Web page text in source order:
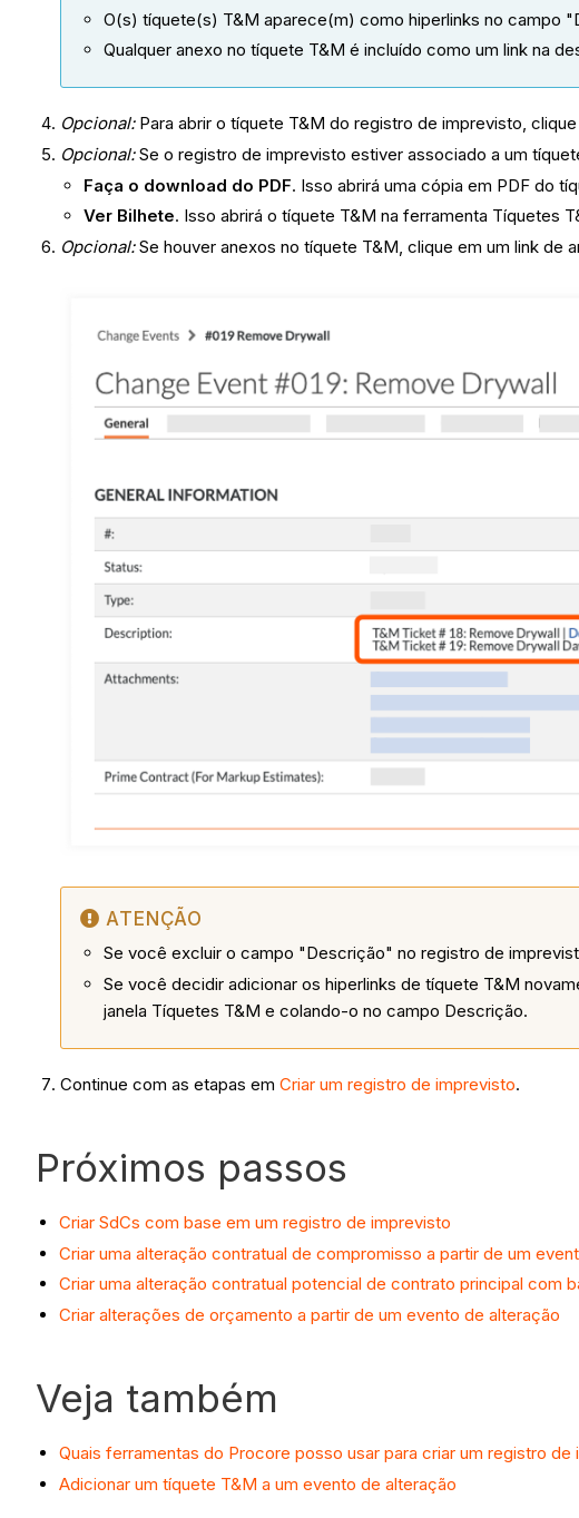
O(s) tíquete(s) T&M aparece(m) como hiperlinks no campo
Qualquer anexo no tíquete T&M é incluído como um link na
Opcional: Para abrir o tíquete T&M do registro de imprevisto,
Opcional:Se o registro de imprevisto estiver associado a um
Faça o download do PDF. Isso abrirá uma cópia em PDF do
Ver Bilhete. Isso abrirá o tíquete T&M na ferramenta Tíquetes
Opcional:Se houver anexos no tíquete T&M, clique em um link de
ATENÇÃO
Se você excluir o campo "Descrição" no registro de
Se você decidir adicionar os hiperlinks de tíquete T&M
janela Tíquetes T&M e colando-o no campo Descrição.
Continue com as etapas emCriar um registro de imprevisto.
Próximos passos
Criar SdCs com base em um registro de imprevisto
Criar uma alteração contratual de compromisso a partir de um
Criar uma alteração contratual potencial de contrato principal com
Criar alterações de orçamento a partir de um evento de alteração
Veja também
Quais ferramentas do Procore posso usar para criar um registro de
Adicionar um tíquete T&M a um evento de alteração